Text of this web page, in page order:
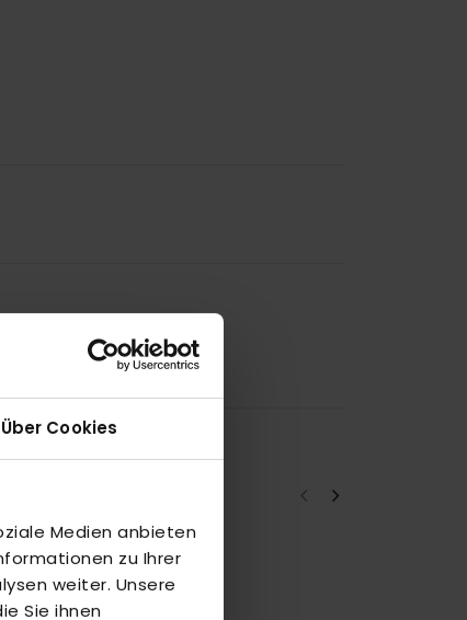
Über Cookies
Medien anbieten
zu Ihrer
weiter. Unsere
Sie ihnen